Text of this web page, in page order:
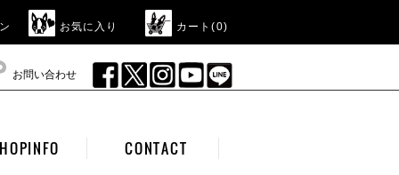
お気に入り カート(0)
お問い合わせ
CONTACT